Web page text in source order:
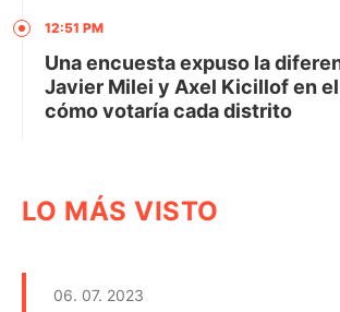
12:51 PM
Una encuesta expuso la
Javier Milei y Axel Kicillof en
cómo votaría cada distrito
LO MÁS VISTO
06. 07. 2023